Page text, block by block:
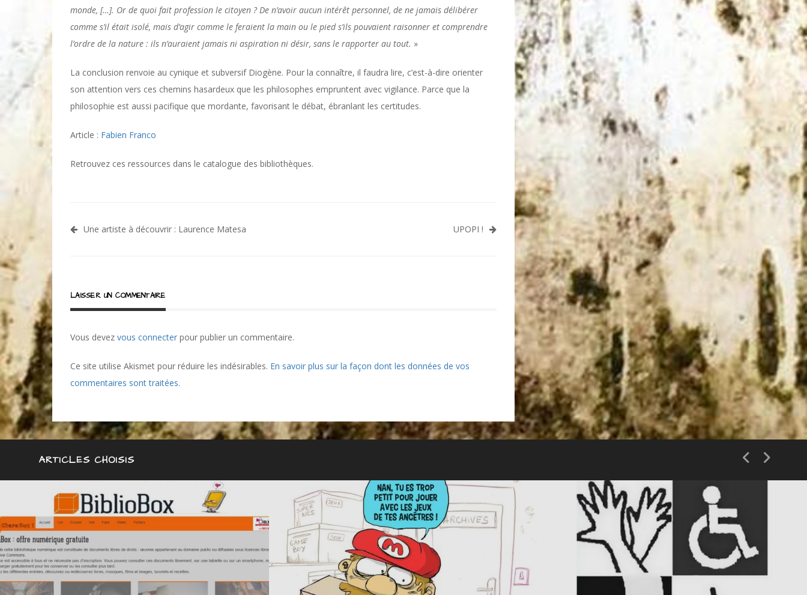
monde, […]. Or de quoi fait profession le citoyen ? De n’avoir aucun intérêt personnel, de ne jamais délibérer
comme s’il était isolé, mais d’agir comme le feraient la main ou le pied s’ils pouvaient raisonner et comprendre
l’ordre de la nature : ils n’auraient jamais ni aspiration ni désir, sans le rapporter au tout. »
La conclusion renvoie au cynique et subversif Diogène. Pour la connaître, il faudra lire, c’est-à-dire orienter
son attention vers ces chemins hasardeux que les philosophes empruntent avec vigilance. Parce que la
philosophie est aussi pacifique que mordante, favorisant le débat, ébranlant les certitudes.
Article : Fabien Franco
Retrouvez ces ressources dans le catalogue des bibliothèques.
Navigation
Une artiste à découvrir : Laurence Matesa UPOPI !
LAISSER UN COMMENTAIRE
Vous devez vous connecter pour publier un commentaire.
Ce site utilise Akismet pour réduire les indésirables. En savoir plus sur la façon dont les données de vos
commentaires sont traitées.
ARTICLES CHOISIS